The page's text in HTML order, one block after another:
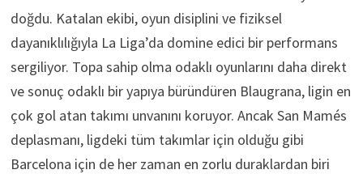
doğdu. Katalan ekibi, oyun disiplini ve fiziksel
dayanıklılığıyla La Liga’da domine edici bir performans
sergiliyor. Topa sahip olma odaklı oyunlarını daha direkt
ve sonuç odaklı bir yapıya büründüren Blaugrana, ligin en
çok gol atan takımı unvanını koruyor. Ancak San Mamés
deplasmanı, ligdeki tüm takımlar için olduğu gibi
Barcelona için de her zaman en zorlu duraklardan biri